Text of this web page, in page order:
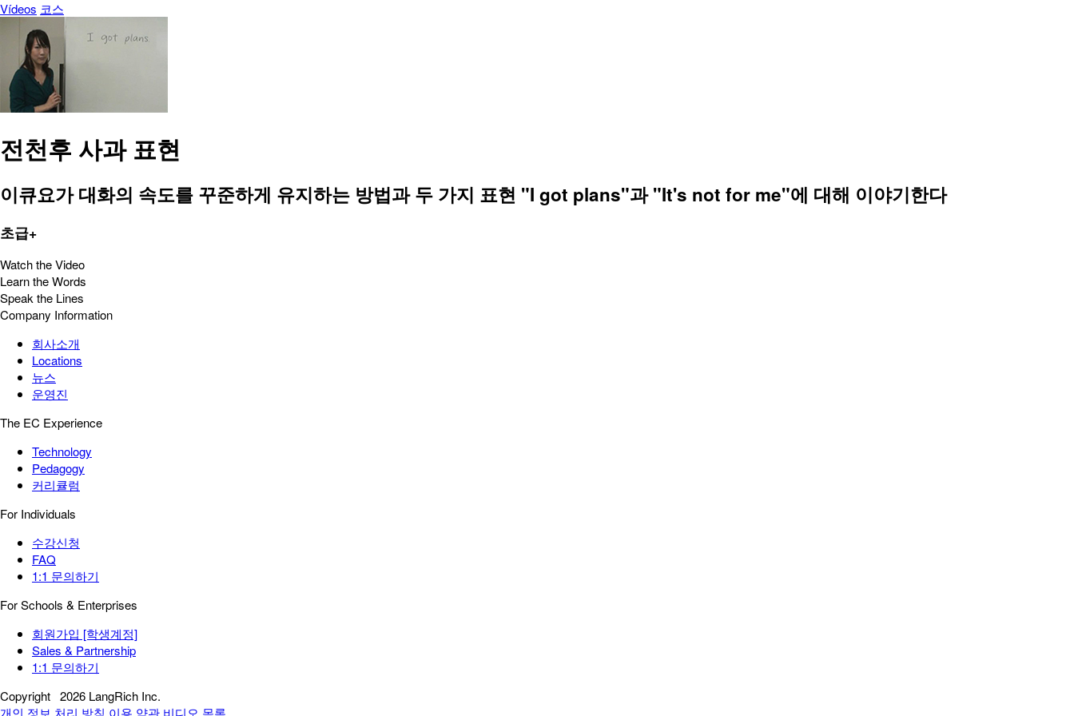
Vídeos 코스
전천후 사과 표현
이큐요가 대화의 속도를 꾸준하게 유지하는 방법과 두 가지 표현 "I got plans"과 "It's not for me"에 대해 이야기한다
초급+
Watch the Video
Learn the Words
Speak the Lines
Company Information
회사소개
Locations
뉴스
운영진
The EC Experience
Technology
Pedagogy
커리큘럼
For Individuals
수강신청
FAQ
1:1 문의하기
For Schools & Enterprises
회원가입 [학생계정]
Sales & Partnership
1:1 문의하기
Copyright 2026 LangRich Inc.